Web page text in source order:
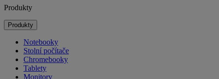
Produkty
Produkty
Notebooky
Stolní počítače
Chromebooky
Tablety
Monitory